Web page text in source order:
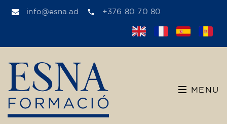
info@esna.ad +376 80 70 80
MENU